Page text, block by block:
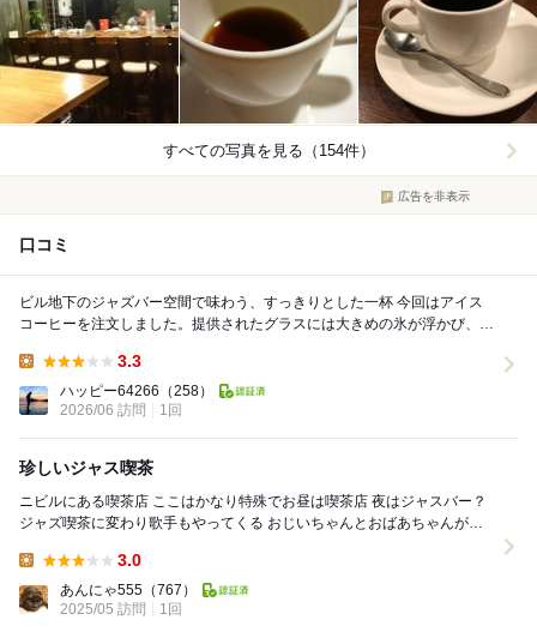
すべての写真を見る（154件）
広告を非表示
口コミ
ビル地下のジャズバー空間で味わう、すっきりとした一杯 今回はアイス
コーヒーを注文しました。提供されたグラスには大きめの氷が浮かび、添
3.3
ハッピー64266 （258）
2026/06 訪問
1回
珍しいジャス喫茶
ニビルにある喫茶店 ここはかなり特殊でお昼は喫茶店 夜はジャスバー？
ジャズ喫茶に変わり歌手もやってくる おじいちゃんとおばあちゃんが営
3.0
あんにゃ555 （767）
2025/05 訪問
1回